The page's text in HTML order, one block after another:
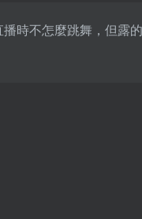
時不怎麼跳舞，但露的